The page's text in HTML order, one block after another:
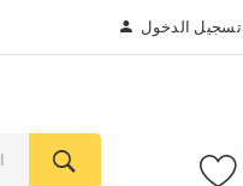
تسجيل الدخول